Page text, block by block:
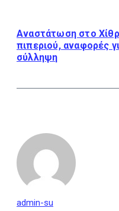
Αναστάτωση στο
πιπεριού, αναφορές
σύλληψη
admin-su